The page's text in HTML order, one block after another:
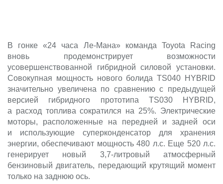
В гонке «24 часа Ле-Мана» команда Toyota Racing
вновь продемонстрирует возможности
усовершенствованной гибридной силовой установки.
Совокупная мощность нового болида TS040 HYBRID
значительно увеличена по сравнению с предыдущей
версией гибридного прототипа TS030 HYBRID,
а расход топлива сократился на 25%. Электрические
моторы, расположенные на передней и задней оси
и использующие суперконденсатор для хранения
энергии, обеспечивают мощность 480 л.с. Еще 520 л.с.
генерирует новый 3,7-литровый атмосферный
бензиновый двигатель, передающий крутящий момент
только на заднюю ось.